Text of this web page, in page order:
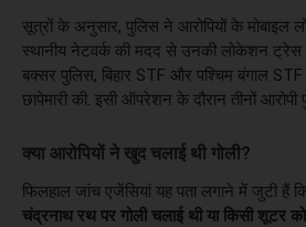
सूत्रों के अनुसार, पुलिस ने आरोपियों के
स्थानीय नेटवर्क की मदद से उनकी लोकेशन ट्रेस
बक्सर पुलिस, बिहार STF और पश्चिम बंगाल
छापेमारी की. इसी ऑपरेशन के दौरान तीनों
क्या आरोपियों ने खुद चलाई थी गोली?
फिलहाल जांच एजेंसियां यह पता लगाने में जुटी हैं
चंद्रनाथ रथ पर गोली चलाई थी या किसी शूटर को